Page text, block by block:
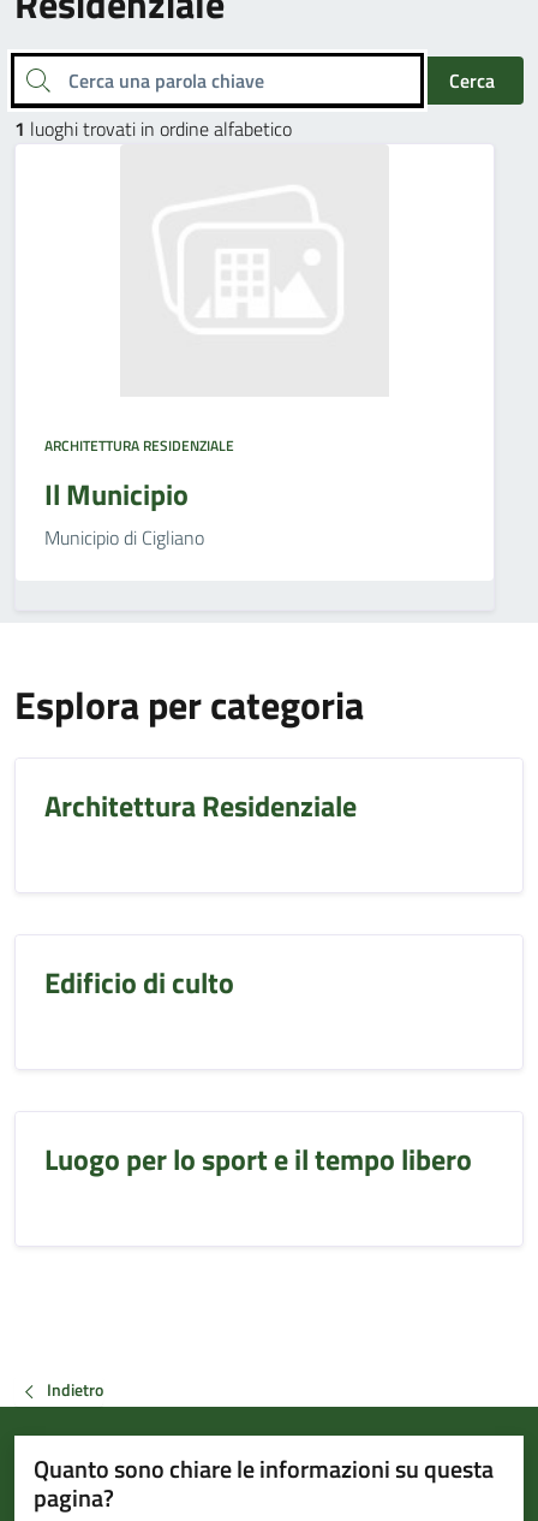
Cerca una parola chiave
Cerca
1 luoghi trovati in ordine alfabetico
ARCHITETTURA RESIDENZIALE
Il Municipio
Municipio di Cigliano
Esplora per categoria
Architettura Residenziale
Edificio di culto
Luogo per lo sport e il tempo libero
Indietro
Quanto sono chiare le informazioni su questa
pagina?